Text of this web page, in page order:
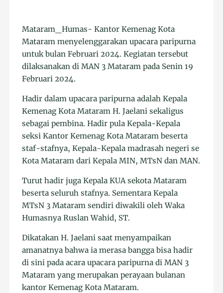
Mataram_Humas- Kantor Kemenag Kota
Mataram menyelenggarakan upacara paripurna
untuk bulan Februari 2024. Kegiatan tersebut
dilaksanakan di MAN 3 Mataram pada Senin 19
Februari 2024.
Hadir dalam upacara paripurna adalah Kepala
Kemenag Kota Mataram H. Jaelani sekaligus
sebagai pembina. Hadir pula Kepala-Kepala
seksi Kantor Kemenag Kota Mataram beserta
staf-stafnya, Kepala-Kepala madrasah negeri se
Kota Mataram dari Kepala MIN, MTsN dan MAN.
Turut hadir juga Kepala KUA sekota Mataram
beserta seluruh stafnya. Sementara Kepala
MTsN 3 Mataram sendiri diwakili oleh Waka
Humasnya Ruslan Wahid, ST.
Dikatakan H. Jaelani saat menyampaikan
amanatnya bahwa ia merasa bangga bisa hadir
di sini pada acara upacara paripurna di MAN 3
Mataram yang merupakan perayaan bulanan
kantor Kemenag Kota Mataram.